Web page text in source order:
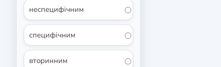
неспецифічним
специфічним
вторинним